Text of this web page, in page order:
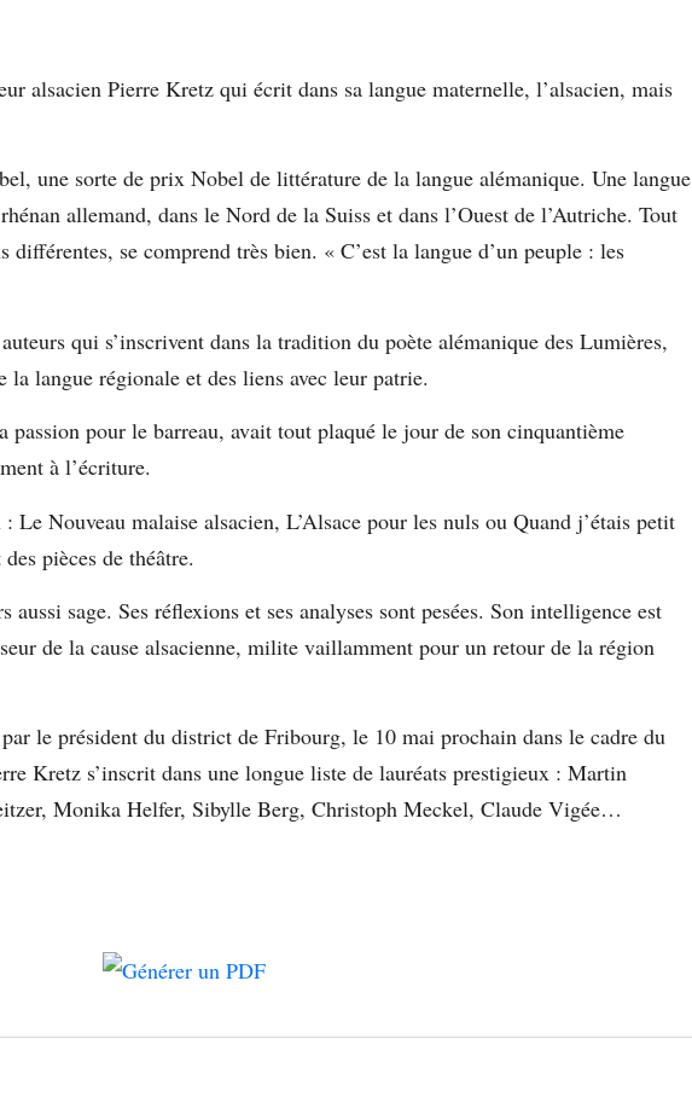
alsacien Pierre Kretz qui écrit dans sa langue maternelle, l’alsacien, mais
une sorte de prix Nobel de littérature de la langue alémanique. Une langue
allemand, dans le Nord de la Suiss et dans l’Ouest de l’Autriche. Tout
se comprend très bien. « C’est la langue d’un peuple : les
qui s’inscrivent dans la tradition du poète alémanique des Lumières,
langue régionale et des liens avec leur patrie.
passion pour le barreau, avait tout plaqué le jour de son cinquantième
à l’écriture.
Le Nouveau malaise alsacien, L’Alsace pour les nuls ou Quand j’étais petit
pièces de théâtre.
sage. Ses réflexions et ses analyses sont pesées. Son intelligence est
de la cause alsacienne, milite vaillamment pour un retour de la région
le président du district de Fribourg, le 10 mai prochain dans le cadre du
Kretz s’inscrit dans une longue liste de lauréats prestigieux : Martin
Monika Helfer, Sibylle Berg, Christoph Meckel, Claude Vigée…